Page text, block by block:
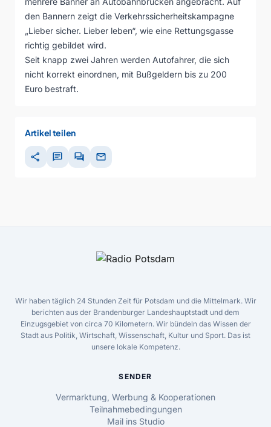
den Bannern zeigt die Verkehrssicherheitskampagne
„Lieber sicher. Lieber leben“, wie eine Rettungsgasse
richtig gebildet wird.
Seit knapp zwei Jahren werden Autofahrer, die sich
nicht korrekt einordnen, mit Bußgeldern bis zu 200
Euro bestraft.
Artikel teilen
share chat forum mail
Wir haben täglich 24 Stunden Zeit für Potsdam und die Mittelmark. Wir
berichten aus der Brandenburger Landeshauptstadt und dem
Einzugsgebiet von circa 70 Kilometern. Wir bündeln das Wissen der
Stadt aus Politik, Wirtschaft, Wissenschaft, Kultur und Sport. Das ist
unsere lokale Kompetenz.
SENDER
Vermarktung, Werbung & Kooperationen
Teilnahmebedingungen
Mail ins Studio